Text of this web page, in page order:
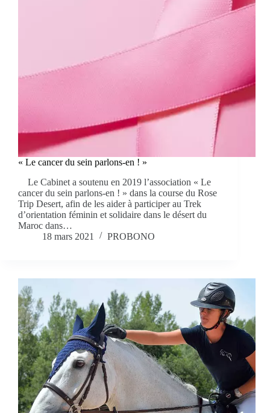
« Le cancer du sein parlons-en ! »
Le Cabinet a soutenu en 2019 l’association « Le
cancer du sein parlons-en ! » dans la course du Rose
Trip Desert, afin de les aider à participer au Trek
d’orientation féminin et solidaire dans le désert du
Maroc dans…
18 mars 2021
PROBONO